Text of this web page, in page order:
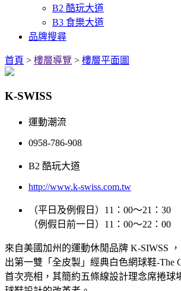
B2 酷玩大道
B3 食樂大道
品牌搜尋
首頁 > 樓層導覽 > 樓層平面圖
K-SWISS
運動潮流
0958-786-908
B2 酷玩大道
http://www.k-swiss.com.tw
（平日及例假日）11：00～21：30
（例假日前一日）11：00～22：00
來自美國加州的運動休閒品牌 K-SIWSS
出第一雙「全皮製」經典白色網球鞋-The
首次亮相，其簡約五條線設計理念席捲球